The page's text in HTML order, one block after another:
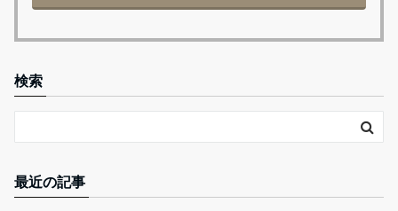
検索
最近の記事